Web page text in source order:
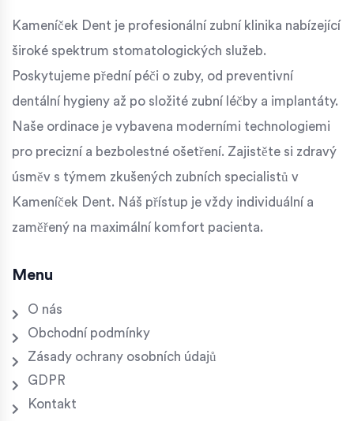
Kameníček Dent je profesionální zubní klinika nabízející
široké spektrum stomatologických služeb.
Poskytujeme přední péči o zuby, od preventivní
dentální hygieny až po složité zubní léčby a implantáty.
Naše ordinace je vybavena moderními technologiemi
pro precizní a bezbolestné ošetření. Zajistěte si zdravý
úsměv s týmem zkušených zubních specialistů v
Kameníček Dent. Náš přístup je vždy individuální a
zaměřený na maximální komfort pacienta.
Menu
O nás
Obchodní podmínky
Zásady ochrany osobních údajů
GDPR
Kontakt